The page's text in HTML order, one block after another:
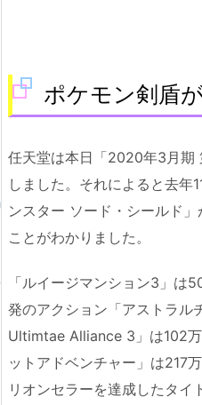
ポケモン剣盾
任天堂は本日「2020年3月期
しました。それによると去年
ンスター ソード・シールド
ことがわかりました。
「ルイージマンション3」は
発のアクション「アストラル
Ultimtae Alliance 3」は102
ットアドベンチャー」は217
リオンセラーを達成したタイ